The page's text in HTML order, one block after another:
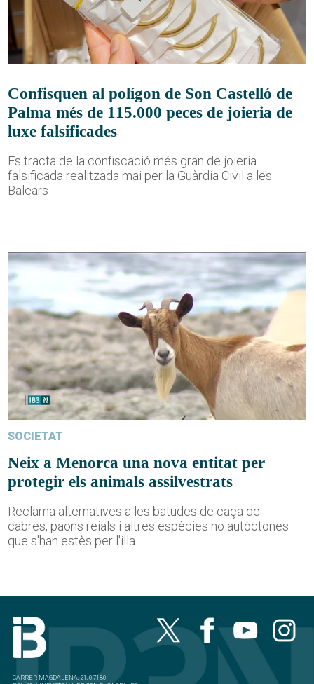
Confisquen al polígon de Son Castelló de
Palma més de 115.000 peces de joieria de
luxe falsificades
Es tracta de la confiscació més gran de joieria
falsificada realitzada mai per la Guàrdia Civil a les
Balears
SOCIETAT
Neix a Menorca una nova entitat per
protegir els animals assilvestrats
Reclama alternatives a les batudes de caça de
cabres, paons reials i altres espècies no autòctones
que s'han estès per l'illa
CARRER MAGDALENA, 21, 07180